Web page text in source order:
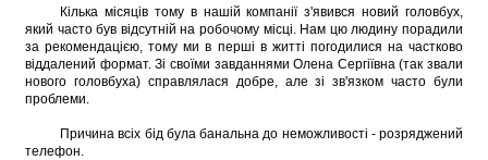
Кілька місяців тому в нашій компанії з'явився новий головбух,
який часто був відсутній на робочому місці. Нам цю людину порадили
за рекомендацією, тому ми в перші в житті погодилися на частково
віддалений формат. Зі своїми завданнями Олена Сергіївна (так звали
нового головбуха) справлялася добре, але зі зв'язком часто були
проблеми.
Причина всіх бід була банальна до неможливості - розряджений
телефон.